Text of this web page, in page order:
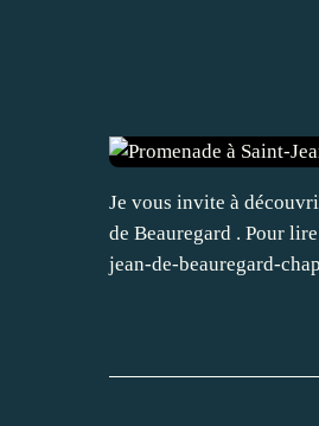
Je vous invite à
de Beauregard . Pour
jean-de-beauregard-